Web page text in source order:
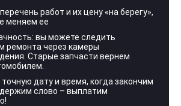
работ и их цену «на берегу»,
меняем ее
вы можете следить
ремонта через камеры
Старые запчасти вернем
дату и время, когда закончим
слово – выплатим